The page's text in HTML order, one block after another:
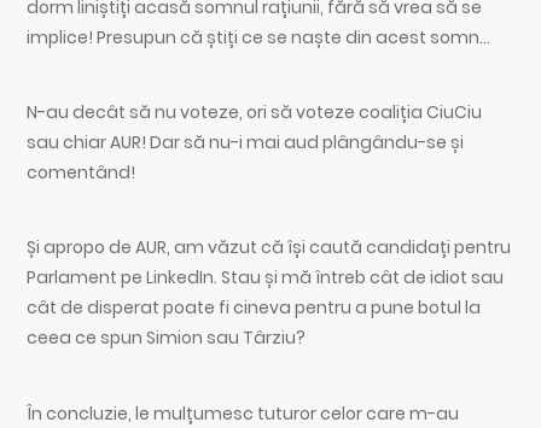
dorm liniștiți acasă somnul rațiunii, fără să vrea să se
implice! Presupun că știți ce se naște din acest somn…
N-au decât să nu voteze, ori să voteze coaliția CiuCiu
sau chiar AUR! Dar să nu-i mai aud plângându-se și
comentând!
Și apropo de AUR, am văzut că își caută candidați pentru
Parlament pe LinkedIn. Stau și mă întreb cât de idiot sau
cât de disperat poate fi cineva pentru a pune botul la
ceea ce spun Simion sau Târziu?
În concluzie, le mulțumesc tuturor celor care m-au